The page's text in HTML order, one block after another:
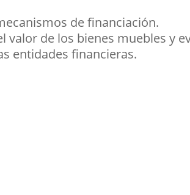
de financiación.
valor de los bienes muebles y
entidades financieras.